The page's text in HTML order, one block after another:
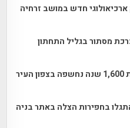
חדש במושב זרחיה
מסתור בגליל התחתון
שרידי אחוזה שומרונית מפוארת בת 1,600 שנה נחשפה בצפון העיר
בנות 4,000 שנה התגלו בחפירות הצלה באתר בניה